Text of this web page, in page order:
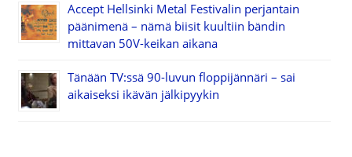
Accept Hellsinki Metal Festivalin perjantain
päänimenä – nämä biisit kuultiin bändin
mittavan 50V-keikan aikana
Tänään TV:ssä 90-luvun floppijännäri – sai
aikaiseksi ikävän jälkipyykin